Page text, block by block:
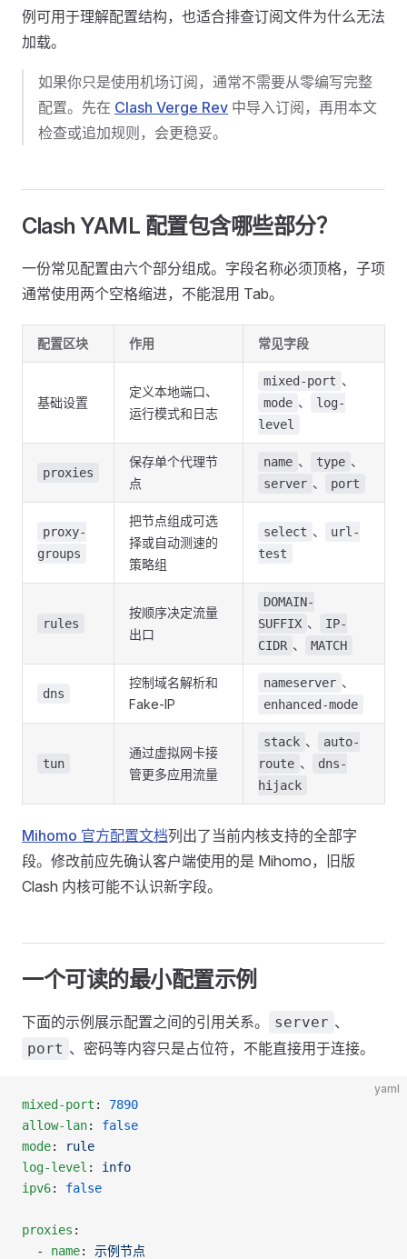
例可用于理解配置结构，也适合排查订阅文件为什么无法
加载。
如果你只是使用机场订阅，通常不需要从零编写完整
配置。先在 Clash Verge Rev 中导入订阅，再用本文
检查或追加规则，会更稳妥。
Clash YAML 配置包含哪些部分？
一份常见配置由六个部分组成。字段名称必须顶格，子项
通常使用两个空格缩进，不能混用 Tab。
配置区块 作用 常见字段
基础设置
定义本地端口、
运行模式和日志
mixed-port 、
mode 、
log-
level
proxies
保存单个代理节
点
name 、 type 、
server 、 port
proxy-
groups
把节点组成可选
择或自动测速的
策略组
select 、
url-
test
rules
按顺序决定流量
出口
DOMAIN-
SUFFIX 、
IP-
CIDR 、 MATCH
dns
控制域名解析和
Fake-IP
nameserver 、
enhanced-mode
tun
通过虚拟网卡接
管更多应用流量
stack 、
auto-
route 、
dns-
hijack
Mihomo 官方配置文档列出了当前内核支持的全部字
段。修改前应先确认客户端使用的是 Mihomo，旧版
Clash 内核可能不认识新字段。
一个可读的最小配置示例
下面的示例展示配置之间的引用关系。 server 、
port 、密码等内容只是占位符，不能直接用于连接。
yaml
mixed-port : 7890
allow-lan: false
mode:
rule
log-level : info
ipv6: false
proxies :
  -
name: 示例节点